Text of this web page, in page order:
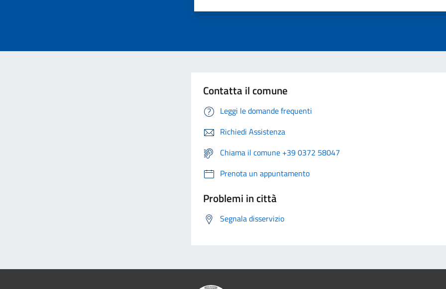
Contatta il comune
Leggi le domande frequenti
Richiedi Assistenza
Chiama il comune +39 0372 58047
Prenota un appuntamento
Problemi in città
Segnala disservizio